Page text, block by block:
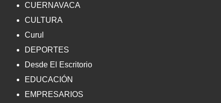
CUERNAVACA
CULTURA
Curul
DEPORTES
Desde El Escritorio
EDUCACIÓN
EMPRESARIOS